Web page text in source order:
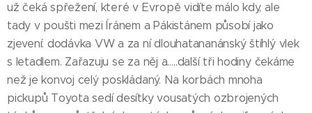
už čeká spřežení, které v Evropě vidíte málo kdy, ale
tady v poušti mezi Íránem a Pákistánem působí jako
zjevení: dodávka VW a za ní dlouhatananánský štíhlý vlek
s letadlem. Zařazuju se za něj a…..další tři hodiny čekáme
než je konvoj celý poskládaný. Na korbách mnoha
pickupů Toyota sedí desítky vousatých ozbrojených